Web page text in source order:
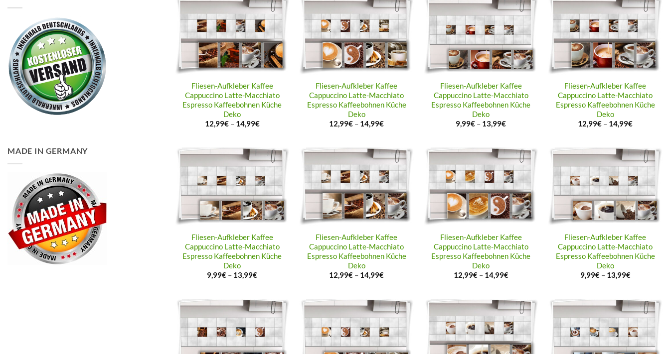
MADE IN GERMANY
Fliesen-Aufkleber Kaffee
Cappuccino Latte-Macchiato
Espresso Kaffeebohnen Küche
Deko
12,99€– 14,99€
Fliesen-Aufkleber Kaffee
Cappuccino Latte-Macchiato
Espresso Kaffeebohnen Küche
Deko
12,99€ – 14,99€
Fliesen-Aufkleber Kaffee
Cappuccino Latte-Macchiato
Espresso Kaffeebohnen Küche
Deko
9,99€ – 13,99€
Fliesen-Aufkleber Kaffee
Cappuccino Latte-Macchiato
Espresso Kaffeebohnen Küche
Deko
12,99€ – 14,99€
Fliesen-Aufkleber Kaffee
Cappuccino Latte-Macchiato
Espresso Kaffeebohnen Küche
Deko
9,99€ – 13,99€
Fliesen-Aufkleber Kaffee
Cappuccino Latte-Macchiato
Espresso Kaffeebohnen Küche
Deko
12,99€ – 14,99€
Fliesen-Aufkleber Kaffee
Cappuccino Latte-Macchiato
Espresso Kaffeebohnen Küche
Deko
12,99€– 14,99€
Fliesen-Aufkleber Kaffee
Cappuccino Latte-Macchiato
Espresso Kaffeebohnen Küche
Deko
9,99€– 13,99€